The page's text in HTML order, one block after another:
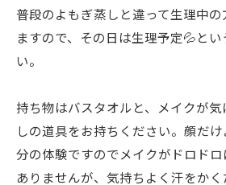
普段のよもぎ蒸しと違って生理中
ますので、その日は生理予定💦と
い。
持ち物はバスタオルと、メイクが
しの道具をお持ちください。顔だ
分の体験ですのでメイクがドロド
ありませんが、気持ちよく汗をか